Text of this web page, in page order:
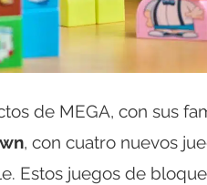
de MEGA, con sus
, con cuatro nuevos
Estos juegos de